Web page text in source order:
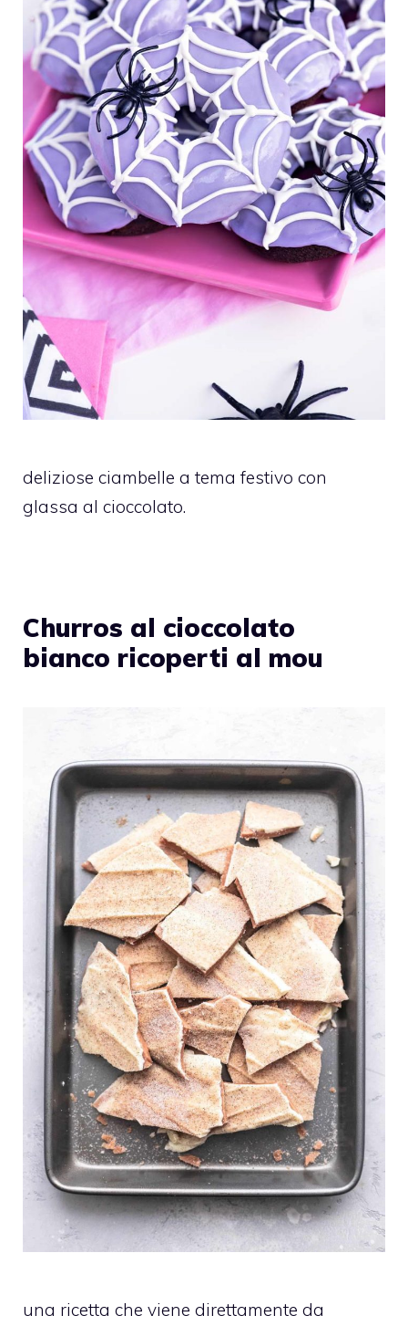
deliziose ciambelle a tema festivo con
glassa al cioccolato.
Churros al cioccolato
bianco ricoperti al mou
una ricetta che viene direttamente da